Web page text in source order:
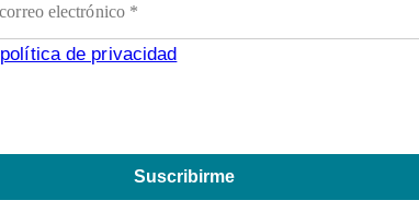
política de privacidad
Suscribirme